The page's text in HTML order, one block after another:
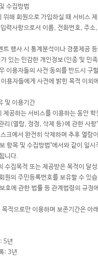
수집방법
해 회원으로 가입하실 때 서비스
력사항으로서 이름, 전화번호, 주
행사 시 통계분석이나 경품제공
있는 민감한 개인정보(인종 및
이용자들의 사전 동의를 반드시 구
용자들에게 사전에 밝힌 목적 이
및 이용기간
공하는 서비스를 이용하는 동안
리(열람, 정정, 삭제 등)에 관한 사
크에서 완전히 삭제하며 추후 열람
항목 및 수집방법"에서와 같이 일
니다.
수집목적 또는 제공받은 목적이 달
원의 주민등록번호를 보유할 수 있
호에 관한 법률 등 관계법령의 규
적으로만 이용하며 보존기간은 아
5년
: 3년